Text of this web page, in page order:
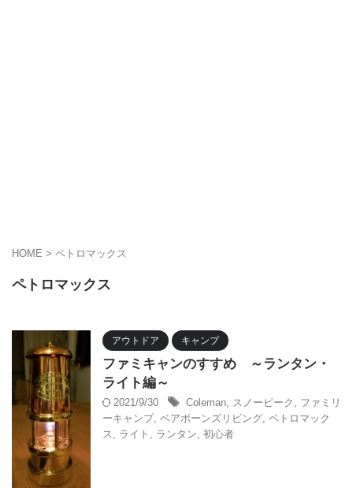
HOME > ペトロマックス
ペトロマックス
アウトドア キャンプ
ファミキャンのすすめ ～ランタン・
ライト編～
2021/9/30 Coleman, スノーピーク , ファミリ
ーキャンプ, ベアボーンズリビング, ペトロマック
ス , ライト , ランタン, 初心者